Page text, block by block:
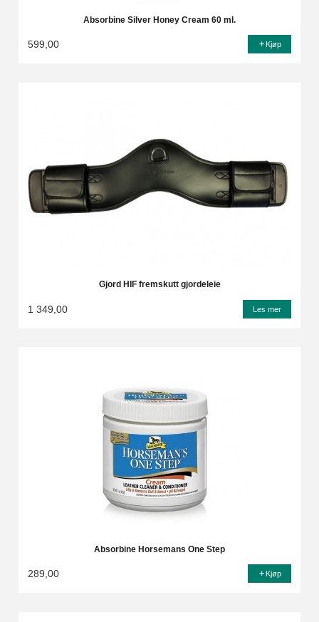
Absorbine Silver Honey Cream 60 ml.
599,00 Kjøp
Gjord HIF fremskutt gjordeleie
1 349,00 Les mer
Absorbine Horsemans One Step
289,00 Kjøp